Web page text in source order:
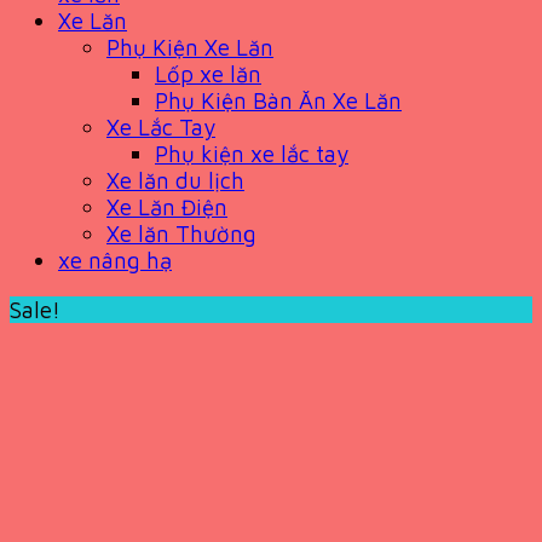
Xe Lăn
Phụ Kiện Xe Lăn
Lốp xe lăn
Phụ Kiện Bàn Ăn Xe Lăn
Xe Lắc Tay
Phụ kiện xe lắc tay
Xe lăn du lịch
Xe Lăn Điện
Xe lăn Thường
xe nâng hạ
Sale!